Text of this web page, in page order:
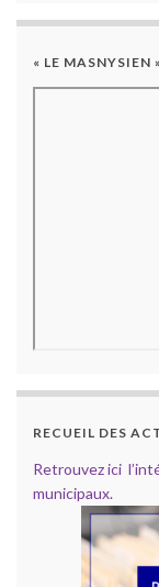
« LE MASNYSIEN
RECUEIL DES
Retrouvez ici
municipaux.